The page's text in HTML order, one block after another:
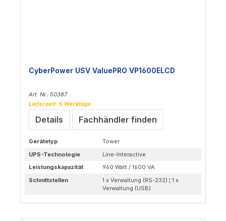
CyberPower USV ValuePRO VP1600ELCD
Art. Nr.: 50387
Lieferzeit: 5 Werktage
Details Fachhändler finden
Gerätetyp
Tower
UPS-Technologie
Line-Interactive
Leistungskapazität
960 Watt / 1600 VA
Schnittstellen
1 x Verwaltung (RS-232) ¦ 1 x
Verwaltung (USB)